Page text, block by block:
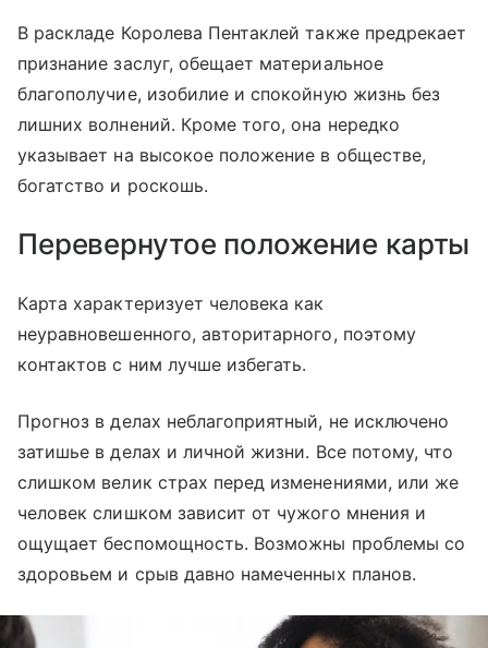
В раскладе Королева Пентаклей также предрекает
признание заслуг, обещает материальное
благополучие, изобилие и спокойную жизнь без
лишних волнений. Кроме того, она нередко
указывает на высокое положение в обществе,
богатство и роскошь.
Перевернутое положение карты
Карта характеризует человека как
неуравновешенного, авторитарного, поэтому
контактов с ним лучше избегать.
Прогноз в делах неблагоприятный, не исключено
затишье в делах и личной жизни. Все потому, что
слишком велик страх перед изменениями, или же
человек слишком зависит от чужого мнения и
ощущает беспомощность. Возможны проблемы со
здоровьем и срыв давно намеченных планов.